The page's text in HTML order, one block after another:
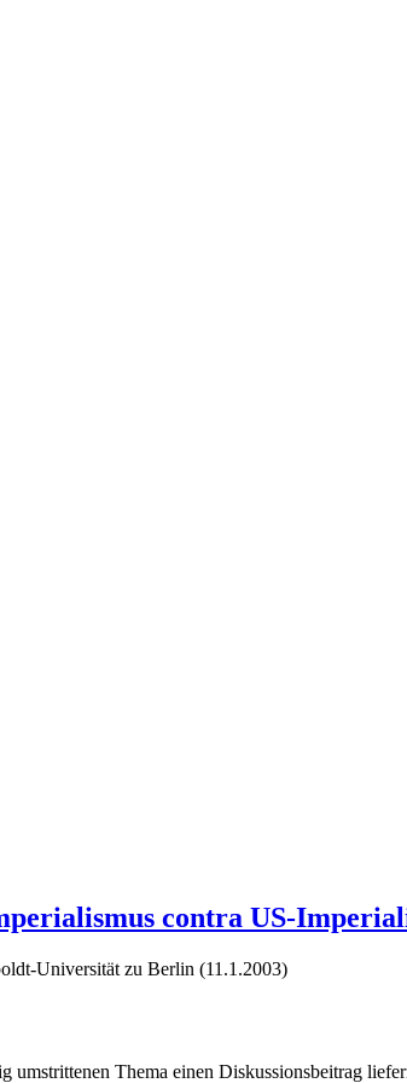
contra US-
Universität zu Berlin (11.1.2003)
umstrittenen Thema einen Diskussionsbeitrag